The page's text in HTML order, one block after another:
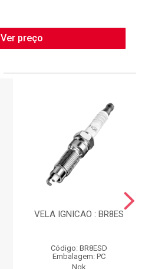
Ver preço
VELA IGNICAO : BR8ES
Código: BR8ESD
Embalagem: PC
Ngk